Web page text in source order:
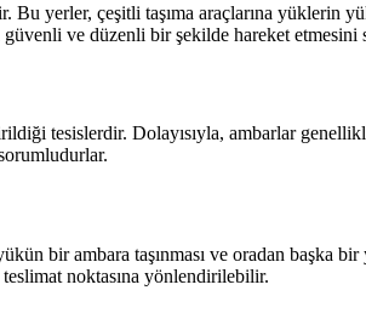
Bu yerler, çeşitli taşıma araçlarına yüklerin
ve düzenli bir şekilde hareket etmesini
tesislerdir. Dolayısıyla, ambarlar
bir ambara taşınması ve oradan başka
noktasına yönlendirilebilir.